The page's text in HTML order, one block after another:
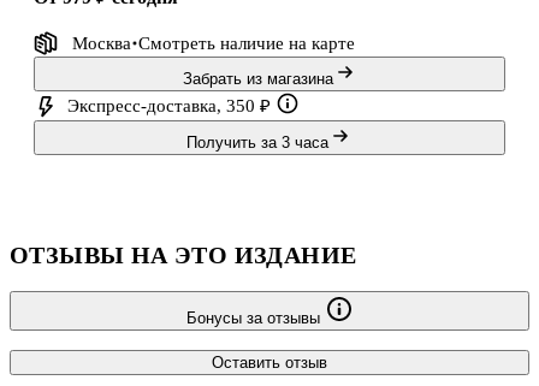
Москва Смотреть наличие на карте
Забрать из магазина
Экспресс-доставка, 350 ₽
Получить за 3 часа
ОТЗЫВЫ НА ЭТО ИЗДАНИЕ
Бонусы за отзывы
Оставить отзыв